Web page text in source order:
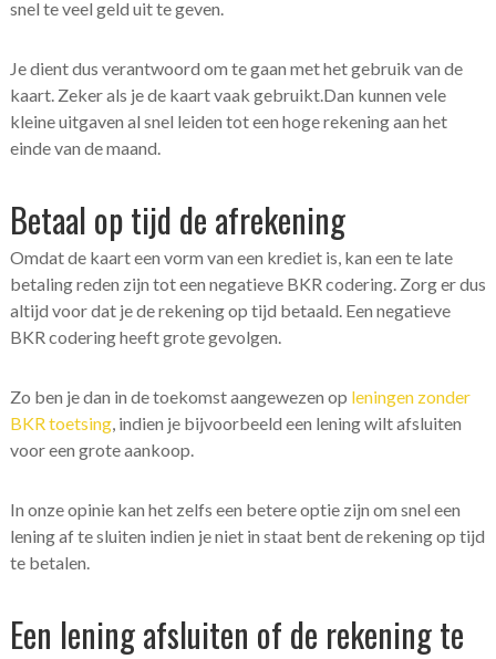
snel te veel geld uit te geven.
Je dient dus verantwoord om te gaan met het gebruik van de
kaart. Zeker als je de kaart vaak gebruikt.Dan kunnen vele
kleine uitgaven al snel leiden tot een hoge rekening aan het
einde van de maand.
Betaal op tijd de afrekening
Omdat de kaart een vorm van een krediet is, kan een te late
betaling reden zijn tot een negatieve BKR codering. Zorg er dus
altijd voor dat je de rekening op tijd betaald. Een negatieve
BKR codering heeft grote gevolgen.
Zo ben je dan in de toekomst aangewezen op leningen zonder
BKR toetsing, indien je bijvoorbeeld een lening wilt afsluiten
voor een grote aankoop.
In onze opinie kan het zelfs een betere optie zijn om snel een
lening af te sluiten indien je niet in staat bent de rekening op tijd
te betalen.
Een lening afsluiten of de rekening te